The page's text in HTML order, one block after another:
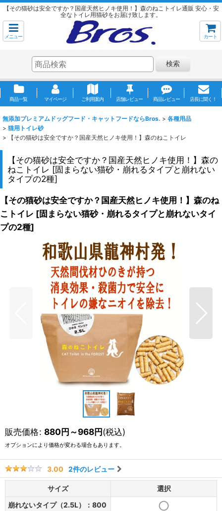
【その猫砂は安全ですか？国産天然ヒノキ使用！】森のねこトイレ通販 安心・安
全なトイレ用猫砂をお届け致します。
メニュー カート
検索
商品一覧 マイページ ご利用案内 店舗レビュー 商品レビュー 店長に聞く！
無添加プレミアムドッグフード・キャットフードならBros. > 各種用品
> 猫用トイレ砂
>
【その猫砂は安全ですか？国産天然ヒノキ使用！】森のねこトイレ
【その猫砂は安全ですか？国産天然ヒノキ使用！】森の
ねこトイレ [固まらない猫砂・崩れるタイプと崩れない
タイプの2種]
【その猫砂は安全ですか？国産天然ヒノキ使用！】森のね
こトイレ [固まらない猫砂・崩れるタイプと崩れないタイ
プの2種]
販売価格: 880円～968円(税込)
オプションにより価格が変わる場合もあります。
3.00 2件のレビュー
サイズ
選択
崩れないタイプ（2.5L）：800